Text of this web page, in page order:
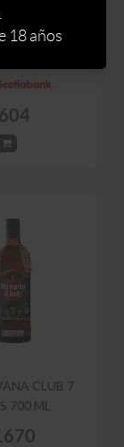
3 AÑOS
ML
604
CLUB 7
700 ML
18 años